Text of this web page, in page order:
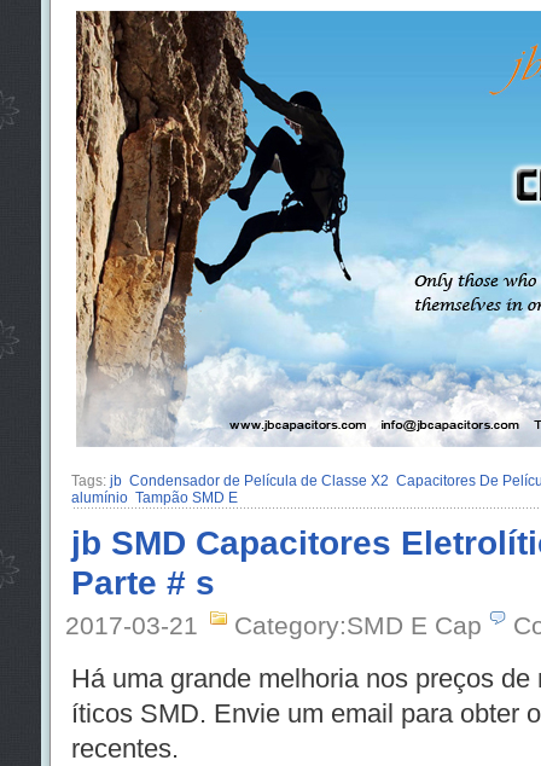
Tags: jb Condensador de Película de Classe X2 Capacitores De
alumínio Tampão SMD E
jb SMD Capacitores
Parte # s
2017-03-21 Category:SMD E Cap
Há uma grande melhoria nos preços
íticos SMD. Envie um email para obter
recentes.